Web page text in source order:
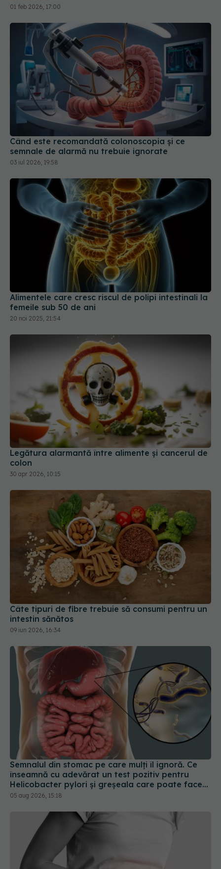
01 feb 2026, 17:00
Când este recomandată colonoscopia și ce
semnale de alarmă nu trebuie ignorate
03 iul 2026, 19:58
Alimentele care cresc riscul de polipi intestinali la
femeile sub 50 de ani
20 noi 2025, 21:54
Legătura alarmantă între alimente și cancerul de
colon
30 apr 2026, 10:15
Câte tipuri de fibre trebuie să consumi pentru un
intestin sănătos
09 iun 2026, 16:34
Semnalul din stomac pe care mulți îl ignoră. Ce
înseamnă cu adevărat un test pozitiv pentru
Helicobacter pylori și greșeala care poate face
tratamentul mult mai dificil
05 aug 2026, 15:18